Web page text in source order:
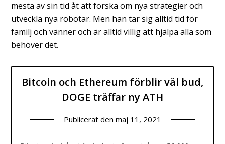
mesta av sin tid åt att forska om nya strategier och
utveckla nya robotar. Men han tar sig alltid tid för
familj och vänner och är alltid villig att hjälpa alla som
behöver det.
Bitcoin och Ethereum förblir väl bud,
DOGE träffar ny ATH
Publicerat den maj 11, 2021